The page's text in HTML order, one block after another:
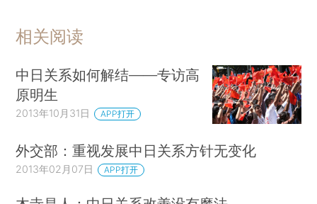
相关阅读
中日关系如何解结——专访高
原明生
2013年10月31日 APP打开
外交部：重视发展中日关系方针无变化
2013年02月07日 APP打开